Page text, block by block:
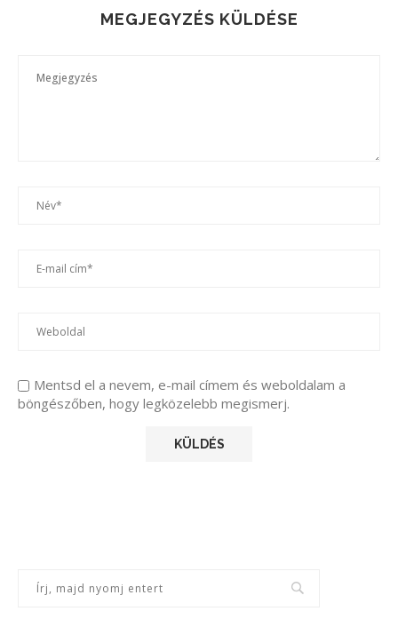
MEGJEGYZÉS KÜLDÉSE
Mentsd el a nevem, e-mail címem és weboldalam a
böngészőben, hogy legközelebb megismerj.